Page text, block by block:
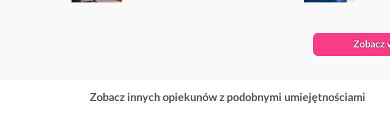
Zobacz
Zobacz innych opiekunów z podobnymi umiejętnościami